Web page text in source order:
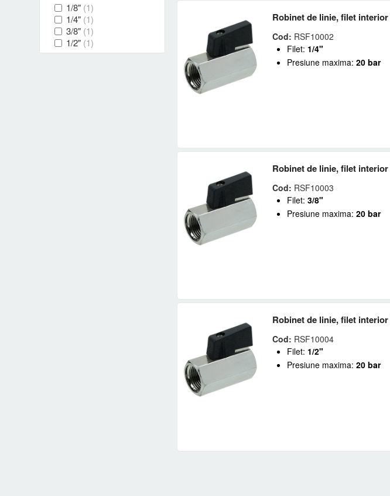
1/8" (1)
1/4" (1)
3/8" (1)
1/2" (1)
Robinet de linie, filet
Cod: RSF10002
Filet: 1/4"
Presiune maxima:20 bar
Robinet de linie, filet
Cod: RSF10003
Filet:3/8"
Presiune maxima:20 bar
Robinet de linie, filet
Cod: RSF10004
Filet: 1/2"
Presiune maxima:20 bar